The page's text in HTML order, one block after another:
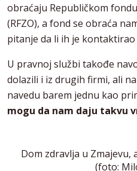
obraćaju Republičkom
(RFZO), a fond se obraća
pitanje da li ih je
U pravnoj službi takođe
dolazili i iz drugih firmi, ali
navedu barem jednu kao
mogu da nam daju takvu
Dom zdravlja u Zmajevu,
(foto: